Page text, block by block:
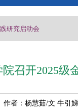
研究启动会
院召开2025级
者：杨慧茹/文 牛引